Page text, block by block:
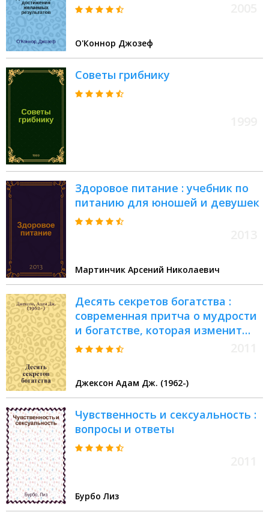
О'Коннор Джозеф
Советы грибнику
Здоровое питание : учебник по
питанию для юношей и девушек
Мартинчик Арсений Николаевич
Десять секретов богатства :
современная притча о мудрости
и богатстве, которая изменит
вашу жизнь
Джексон Адам Дж. (1962-)
Чувственность и сексуальность :
вопросы и ответы
Бурбо Лиз